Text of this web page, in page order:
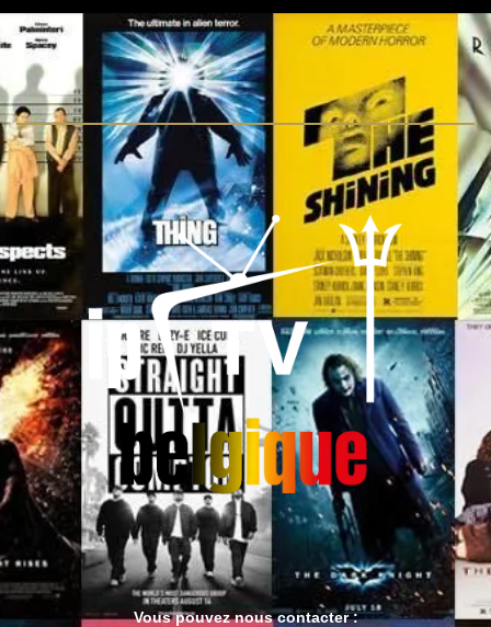
Vous pouvez nous contacter :